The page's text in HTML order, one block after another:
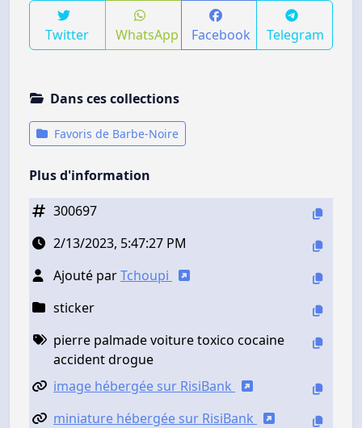
Twitter WhatsApp Facebook Telegram
Dans ces collections
Favoris de Barbe-Noire
Plus d'information
300697
2/13/2023, 5:47:27 PM
Ajouté parTchoupi
sticker
pierre palmade voiture toxico cocaine
accident drogue
image hébergée sur RisiBank
miniature hébergée sur RisiBank